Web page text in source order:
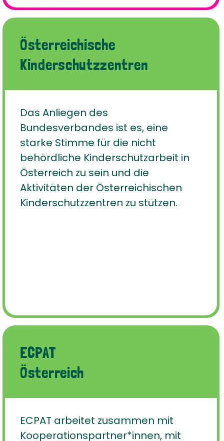
Österreichische
Kinderschutzzentren
Das Anliegen des
Bundesverbandes ist es, eine
starke Stimme für die nicht
behördliche Kinderschutzarbeit in
Österreich zu sein und die
Aktivitäten der Österreichischen
Kinderschutzzentren zu stützen.
ECPAT
Österreich
ECPAT arbeitet zusammen mit
Kooperationspartner*innen, mit